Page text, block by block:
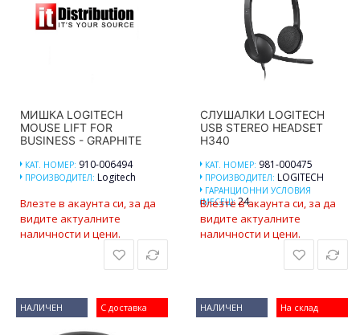
МИШКА LOGITECH
MOUSE LIFT FOR
BUSINESS - GRAPHITE
КАТ. НОМЕР: 910-006494
ПРОИЗВОДИТЕЛ: Logitech
Влезте в акаунта си, за да
видите актуалните
наличности и цени.
СЛУШАЛКИ LOGITECH
USB STEREO HEADSET
H340
КАТ. НОМЕР: 981-000475
ПРОИЗВОДИТЕЛ: LOGITECH
ГАРАНЦИОННИ УСЛОВИЯ
(МЕСЕЦ): 24
Влезте в акаунта си, за да
видите актуалните
наличности и цени.
С доставка
НАЛИЧЕН На склад
НАЛИЧЕН